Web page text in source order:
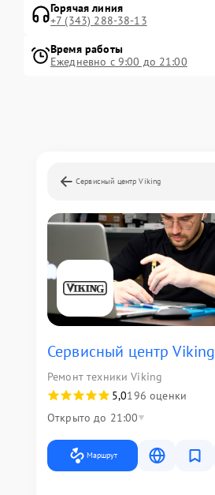
Горячая линия
+7 (343) 288-38-13
Время работы
Ежедневно с 9:00 до 21:00
Сервисный центр Viking
Сервисный центр Viking
Ремонт техники Viking
5,0196 оценки
Открыто до 21:00
Маршрут